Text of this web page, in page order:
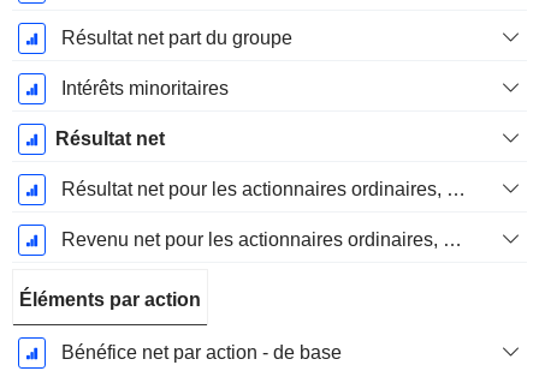
Résultat net part du groupe
Intérêts minoritaires
Résultat net
Résultat net pour les actionnaires ordinaires, éléments exceptionnels inclus.
Revenu net pour les actionnaires ordinaires, hors éléments exceptionnelsRésultat net pour les actionnaires ordinaires, éléments exceptionnels exclus.
Éléments par action
Bénéfice net par action - de base